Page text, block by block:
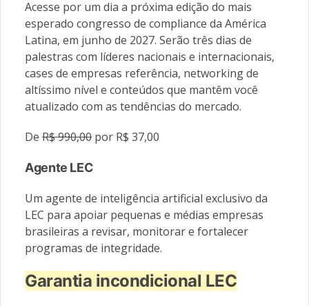
Acesse por um dia a próxima edição do mais
esperado congresso de compliance da América
Latina, em junho de 2027. Serão três dias de
palestras com líderes nacionais e internacionais,
cases de empresas referência, networking de
altíssimo nível e conteúdos que mantêm você
atualizado com as tendências do mercado.
De R$ 990,00 por R$ 37,00
Agente LEC
Um agente de inteligência artificial exclusivo da
LEC para apoiar pequenas e médias empresas
brasileiras a revisar, monitorar e fortalecer
programas de integridade.
Garantia incondicional LEC